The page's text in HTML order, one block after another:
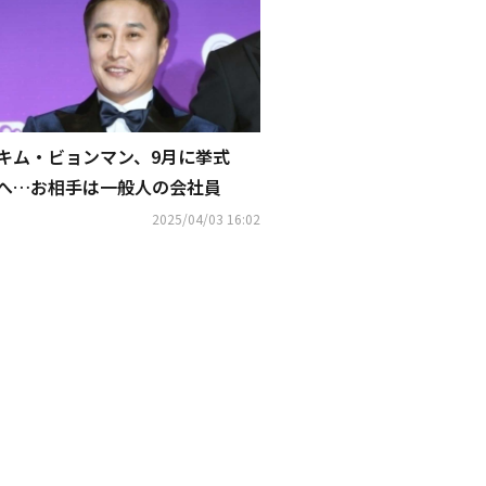
ム・ビョンマン、9月に挙式
…お相手は一般人の会社員
2025/04/03 16:02